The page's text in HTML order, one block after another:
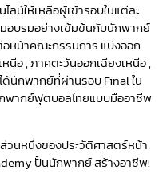
น์ให้เหลือผู้เข้ารอบในแต่ละ
อบรมอย่างเข้มข้นกับนักพากย์
หน้าคณะกรรมการ แบ่งออก
นือ , ภาคตะวันออกเฉียงเหนือ ,
ด้นักพากย์ที่ผ่านรอบ Final ใน
กพากย์ฟุตบอลไทยแบบมืออาชีพ
วนหนึ่งของประวัติศาสตร์หน้า
ปั้นนักพากย์ สร้างอาชีพ!